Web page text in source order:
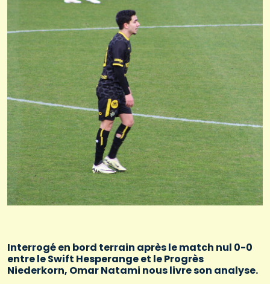
Interrogé en bord terrain après le match nul 0-0
entre le Swift Hesperange et le Progrès
Niederkorn, Omar Natami nous livre son analyse.